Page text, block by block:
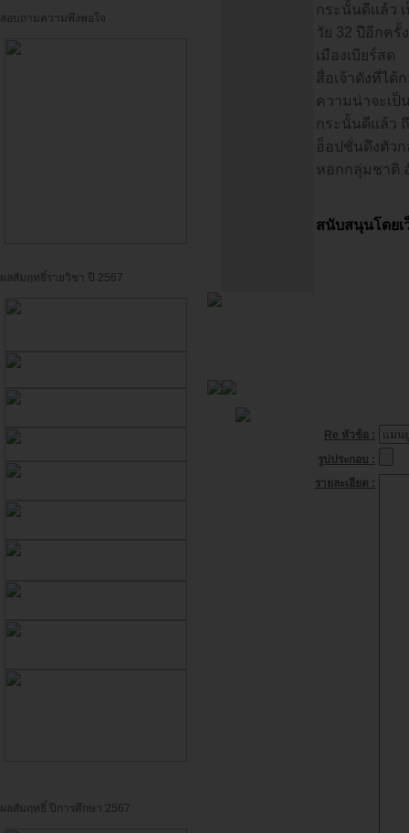
สอบถามความพึงพอใจ
ผลสัมฤทธิ์รายวิชา ปี 2567
ผลสัมฤทธิ์ ปีการศึกษา 2567
กระนั้นดีแล้ว
วัย 32 ปีอีกครั้
เมืองเบียร์สด
สื่อเจ้าดังที่ได้
ความน่าจะเป็
กระนั้นดีแล้ว
อ็อปชั่นดึงตัว
หอกกลุ่มชาติ
สนับสนุนโดย
Re หัวข้อ :
รูปประกอบ :
รายละเอียด :